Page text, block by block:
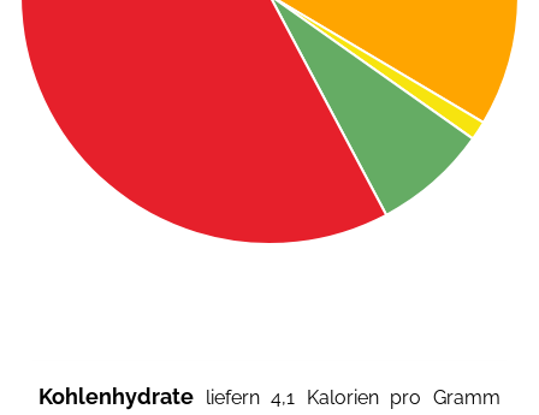
Kohlenhydrate liefern 4,1 Kalorien pro Gramm